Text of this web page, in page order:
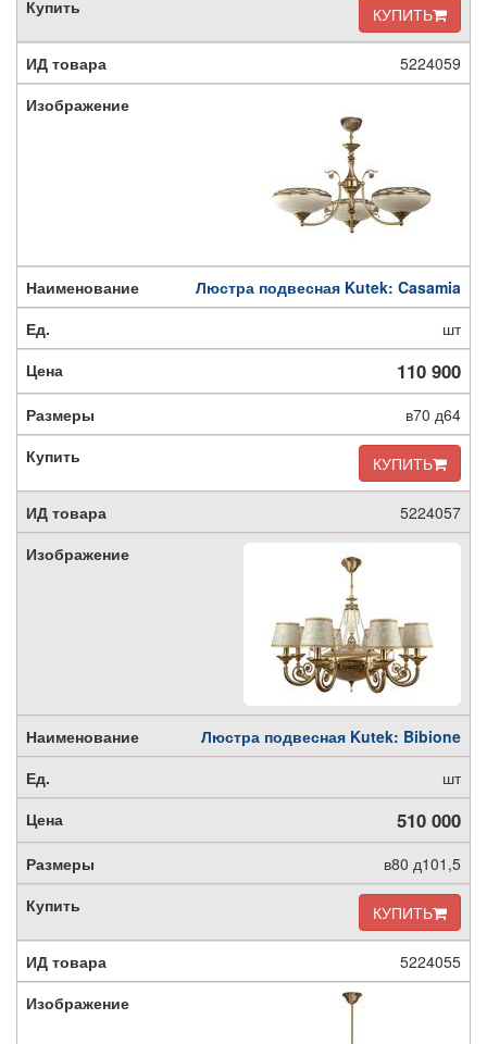
КУПИТЬ
5224059
Люстра подвесная Kutek: Casamia
шт
110 900
в70 д64
КУПИТЬ
5224057
Люстра подвесная Kutek: Bibione
шт
510 000
в80 д101,5
КУПИТЬ
5224055